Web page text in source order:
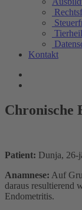
Kontakt
Chronische
Patient: Dunja, 26-
Anamnese: Auf
daraus resultierend
Endometritis.